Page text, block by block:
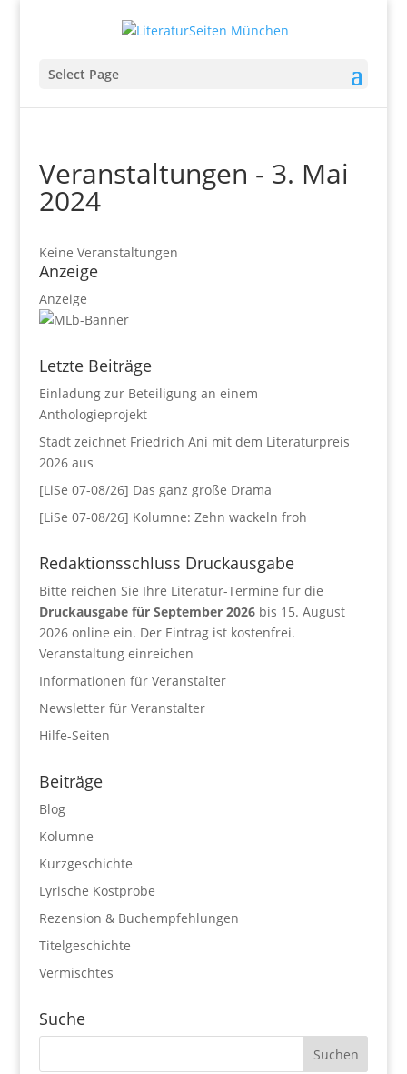
Select Page
Veranstaltungen - 3. Mai
2024
Keine Veranstaltungen
Anzeige
Anzeige
Letzte Beiträge
Einladung zur Beteiligung an einem
Anthologieprojekt
Stadt zeichnet Friedrich Ani mit dem Literaturpreis
2026 aus
[LiSe 07-08/26] Das ganz große Drama
[LiSe 07-08/26] Kolumne: Zehn wackeln froh
Redaktionsschluss Druckausgabe
Bitte reichen Sie Ihre Literatur-Termine für die
Druckausgabe für September 2026bis 15. August
2026 online ein. Der Eintrag ist kostenfrei.
Veranstaltung einreichen
Informationen für Veranstalter
Newsletter für Veranstalter
Hilfe-Seiten
Beiträge
Blog
Kolumne
Kurzgeschichte
Lyrische Kostprobe
Rezension & Buchempfehlungen
Titelgeschichte
Vermischtes
Suche